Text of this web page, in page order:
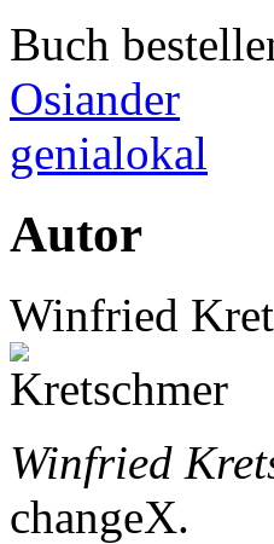
Buch
Osiander
genialokal
Autor
Winfried
Winfried
changeX.